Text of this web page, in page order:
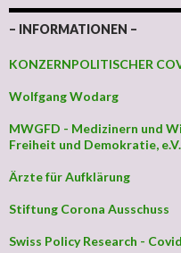
– INFORMATIONEN –
KONZERNPOLITISCHER
Wolfgang Wodarg
MWGFD - Medizinern und
Freiheit und Demokratie, e.V.
Ärzte für Aufklärung
Stiftung Corona Ausschuss
Swiss Policy Research -